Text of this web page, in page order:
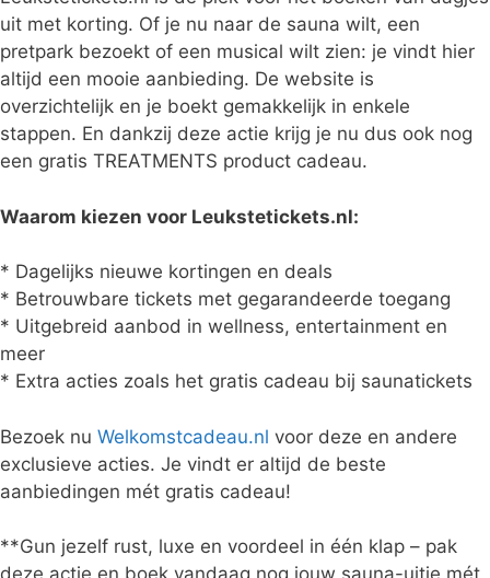
uit met korting. Of je nu naar de sauna wilt, een
pretpark bezoekt of een musical wilt zien: je vindt hier
altijd een mooie aanbieding. De website is
overzichtelijk en je boekt gemakkelijk in enkele
stappen. En dankzij deze actie krijg je nu dus ook nog
een gratis TREATMENTS product cadeau.
Waarom kiezen voor Leukstetickets.nl:
* Dagelijks nieuwe kortingen en deals
* Betrouwbare tickets met gegarandeerde toegang
* Uitgebreid aanbod in wellness, entertainment en
meer
* Extra acties zoals het gratis cadeau bij saunatickets
Bezoek nu Welkomstcadeau.nl voor deze en andere
exclusieve acties. Je vindt er altijd de beste
aanbiedingen mét gratis cadeau!
**Gun jezelf rust, luxe en voordeel in één klap – pak